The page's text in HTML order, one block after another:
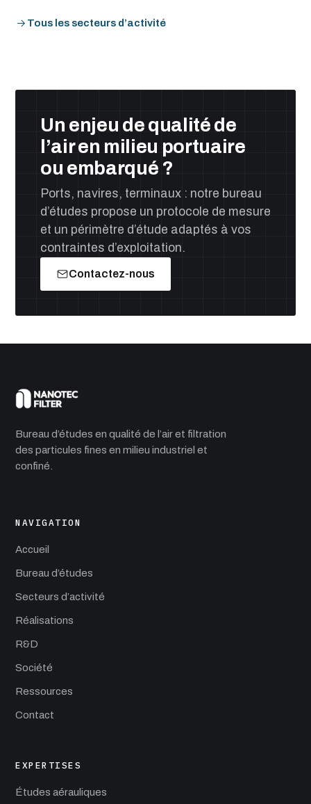
Tous les secteurs d’activité
Un enjeu de qualité de
l’air en milieu portuaire
ou embarqué ?
Ports, navires, terminaux : notre bureau
d’études propose un protocole de mesure
et un périmètre d’étude adaptés à vos
contraintes d’exploitation.
Contactez-nous
Bureau d’études en qualité de l’air et filtration
des particules fines en milieu industriel et
confiné.
NAVIGATION
Accueil
Bureau d’études
Secteurs d’activité
Réalisations
R&D
Société
Ressources
Contact
EXPERTISES
Études aérauliques